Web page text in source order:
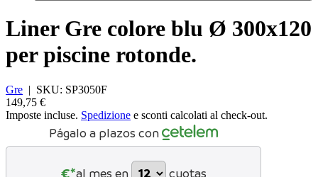
Liner Gre colore blu Ø 300x120
per piscine rotonde.
Gre | SKU: SP3050F
149,75 €
Imposte incluse. Spedizione e sconti calcolati al check-out.
Págalo a plazos con
€*al mes en cuotas